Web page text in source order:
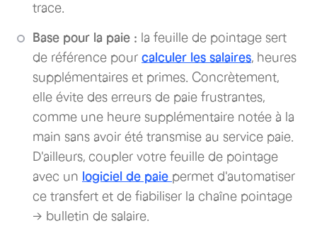
trace.
Base pour la paie : la feuille de pointage sert
de référence pour calculer les salaires, heures
supplémentaires et primes. Concrètement,
elle évite des erreurs de paie frustrantes,
comme une heure supplémentaire notée à la
main sans avoir été transmise au service paie.
D'ailleurs, coupler votre feuille de pointage
avec un logiciel de paie permet d'automatiser
ce transfert et de fiabiliser la chaîne pointage
→ bulletin de salaire.